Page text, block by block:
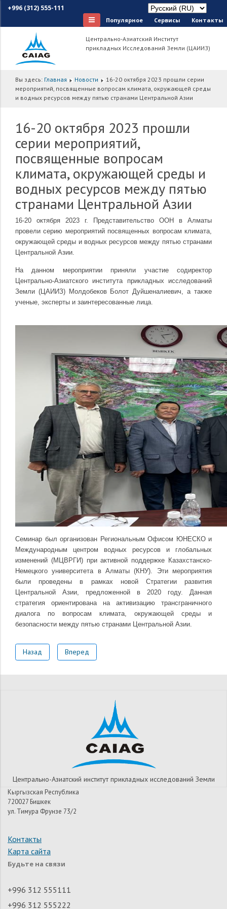
+996 (312) 555-111
Популярное Сервисы Контакты
Центрально-Азиатский Институт
прикладных Исследований Земли (ЦАИИЗ)
Вы здесь: Главная Новости
16-20 октября 2023 прошли серии
мероприятий, посвященные вопросам климата, окружающей среды
и водных ресурсов между пятью странами Центральной Азии
16-20 октября 2023 прошли
серии мероприятий,
посвященные вопросам
климата, окружающей среды и
водных ресурсов между пятью
странами Центральной Азии
16-20 октября 2023 г. Представительство ООН в Алматы
провели серию мероприятий посвященных вопросам климата,
окружающей среды и водных ресурсов между пятью странами
Центральной Азии.
На данном мероприятии приняли участие содиректор
Центрально-Азиатского института прикладных исследований
Земли (ЦАИИЗ) Молдобеков Болот Дуйшеналиевич, а также
ученые, эксперты и заинтересованные лица.
Семинар был организован Региональным Офисом ЮНЕСКО и
Международным центром водных ресурсов и глобальных
изменений (МЦВРГИ) при активной поддержке Казахстанско-
Немецкого университета в Алматы (КНУ). Эти мероприятия
были проведены в рамках новой Стратегии развития
Центральной Азии, предложенной в 2020 году. Данная
стратегия ориентирована на активизацию трансграничного
диалога по вопросам климата, окружающей среды и
безопасности между пятью странами Центральной Азии.
Назад Вперед
Центрально-Азиатский институт прикладных исследований Земли
Кыргызская Республика
720027 Бишкек
ул. Тимура Фрунзе 73/2
Контакты
Карта сайта
Будьте на связи
+996 312 555111
+996 312 555222